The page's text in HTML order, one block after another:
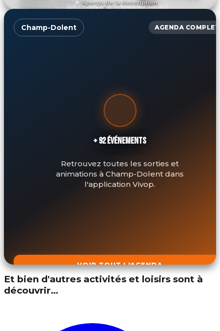
Aperçu de la description
DÉCOUVRIR L'ÉVÉNEMENT
Champ-Dolent AGENDA COMPLET
+ 92 ÉVÉNEMENTS
Retrouvez toutes les sorties et
animations à Champ-Dolent dans
l'application Vivop.
VOIR TOUT L'AGENDA
Et bien d'autres activités et loisirs sont à
découvrir…